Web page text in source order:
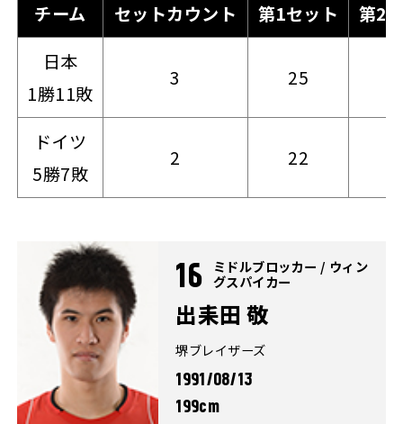
チーム セットカウント 第1セット
第2
日本
1勝11敗
3 25
ドイツ
5勝7敗
2 22
16
ミドルブロッカー / ウィン
グスパイカー
出耒田 敬
堺ブレイザーズ
1991/08/13
199cm